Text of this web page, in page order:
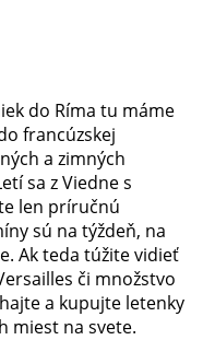
v
jesenných
a
zimných
termínoch
už
od
parádnych
20€
(odlet
do Ríma tu máme
francúzskej
a zimných
sa z Viedne s
len príručnú
sú na týždeň, na
Ak teda túžite vidieť
či množstvo
a kupujte letenky
miest na svete.